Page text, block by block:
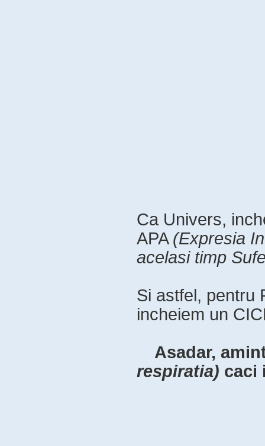
Ca Univers,
APA (Expresia
acelasi timp
Si astfel, pentru
incheiem un
Asadar,
respiratia) caci